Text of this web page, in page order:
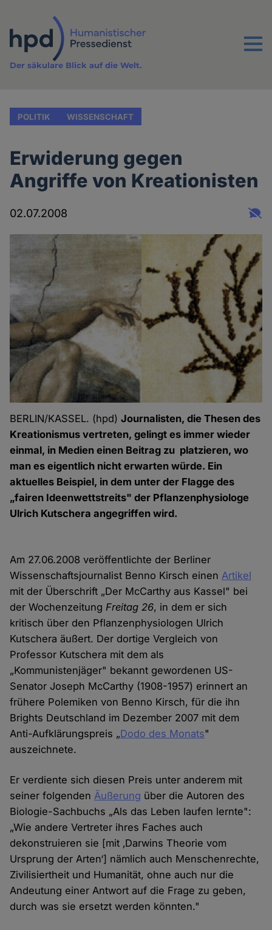
Inhalt
Menu
Der säkulare Blick auf die Welt.
POLITIK WISSENSCHAFT
Erwiderung gegen
Angriffe von Kreationisten
02.07.2008
BERLIN/KASSEL. (hpd)Journalisten, die Thesen des
Kreationismus vertreten, gelingt es immer wieder
einmal, in Medien einen Beitrag zu platzieren, wo
man es eigentlich nicht erwarten würde. Ein
aktuelles Beispiel, in dem unter der Flagge des
„fairen Ideenwettstreits" der Pflanzenphysiologe
Ulrich Kutschera angegriffen wird.
Am 27.06.2008 veröffentlichte der Berliner
Wissenschaftsjournalist Benno Kirsch einenArtikel
mit der Überschrift „Der McCarthy aus Kassel" bei
der WochenzeitungFreitag 26, in dem er sich
kritisch über den Pflanzenphysiologen Ulrich
Kutschera äußert. Der dortige Vergleich von
Professor Kutschera mit dem als
„Kommunistenjäger" bekannt gewordenen US-
Senator Joseph McCarthy (1908-1957) erinnert an
frühere Polemiken von Benno Kirsch, für die ihn
Brights Deutschland im Dezember 2007 mit dem
Anti-Aufklärungspreis „Dodo des Monats"
auszeichnete.
Er verdiente sich diesen Preis unter anderem mit
seiner folgendenÄußerung über die Autoren des
Biologie-Sachbuchs „Als das Leben laufen lernte":
„Wie andere Vertreter ihres Faches auch
dekonstruieren sie [mit ‚Darwins Theorie vom
Ursprung der Arten‘] nämlich auch Menschenrechte,
Zivilisiertheit und Humanität, ohne auch nur die
Andeutung einer Antwort auf die Frage zu geben,
durch was sie ersetzt werden könnten."